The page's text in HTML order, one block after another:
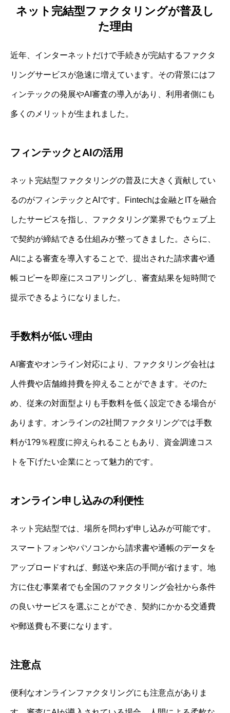
ネット完結型ファクタリングが普及し
た理由
近年、インターネットだけで手続きが完結するファクタ
リングサービスが急速に増えています。その背景にはフ
ィンテックの発展やAI審査の導入があり、利用者側にも
多くのメリットが生まれました。
フィンテックとAIの活用
ネット完結型ファクタリングの普及に大きく貢献してい
るのがフィンテックとAIです。Fintechは金融とITを融合
したサービスを指し、ファクタリング業界でもウェブ上
で契約が締結できる仕組みが整ってきました。さらに、
AIによる審査を導入することで、提出された請求書や通
帳コピーを即座にスコアリングし、審査結果を短時間で
提示できるようになりました。
手数料が低い理由
AI審査やオンライン対応により、ファクタリング会社は
人件費や店舗維持費を抑えることができます。そのた
め、従来の対面型よりも手数料を低く設定できる場合が
あります。オンラインの2社間ファクタリングでは手数
料が1?9％程度に抑えられることもあり、資金調達コス
トを下げたい企業にとって魅力的です。
オンライン申し込みの利便性
ネット完結型では、場所を問わず申し込みが可能です。
スマートフォンやパソコンから請求書や通帳のデータを
アップロードすれば、郵送や来店の手間が省けます。地
方に住む事業者でも全国のファクタリング会社から条件
の良いサービスを選ぶことができ、契約にかかる交通費
や郵送費も不要になります。
注意点
便利なオンラインファクタリングにも注意点がありま